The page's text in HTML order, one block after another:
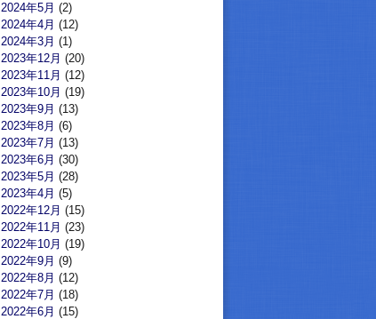
2024年5月 (2)
2024年4月 (12)
2024年3月 (1)
2023年12月 (20)
2023年11月 (12)
2023年10月 (19)
2023年9月 (13)
2023年8月 (6)
2023年7月 (13)
2023年6月 (30)
2023年5月 (28)
2023年4月 (5)
2022年12月 (15)
2022年11月 (23)
2022年10月 (19)
2022年9月 (9)
2022年8月 (12)
2022年7月 (18)
2022年6月 (15)